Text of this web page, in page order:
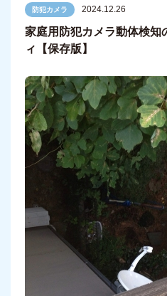
防犯カメラ 2024.12.26
家庭用防犯カメラ動体検知
ィ【保存版】